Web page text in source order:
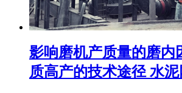
影响磨机产质量的磨内
质高产的技术途径 水泥